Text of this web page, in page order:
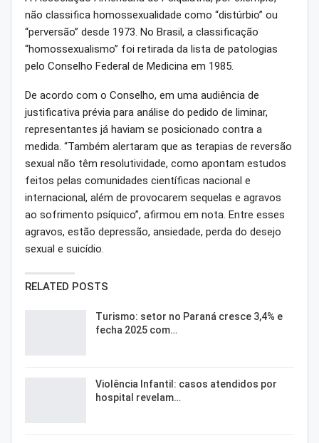
não classifica homossexualidade como “distúrbio” ou
“perversão” desde 1973. No Brasil, a classificação
“homossexualismo” foi retirada da lista de patologias
pelo Conselho Federal de Medicina em 1985.
De acordo com o Conselho, em uma audiência de
justificativa prévia para análise do pedido de liminar,
representantes já haviam se posicionado contra a
medida. “Também alertaram que as terapias de reversão
sexual não têm resolutividade, como apontam estudos
feitos pelas comunidades científicas nacional e
internacional, além de provocarem sequelas e agravos
ao sofrimento psíquico”, afirmou em nota. Entre esses
agravos, estão depressão, ansiedade, perda do desejo
sexual e suicídio.
RELATED POSTS
Turismo: setor no Paraná cresce 3,4% e
fecha 2025 com…
Violência Infantil: casos atendidos por
hospital revelam…